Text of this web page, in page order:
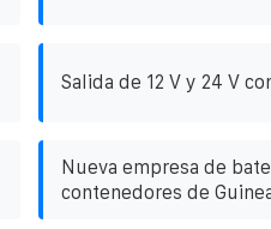
Salida de 12 V y 24 V
Nueva empresa de
contenedores de